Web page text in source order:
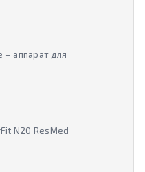
– аппарат для
N20 ResMed